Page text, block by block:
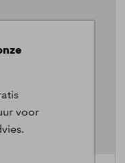
voorwaarden
aanpassen
voor